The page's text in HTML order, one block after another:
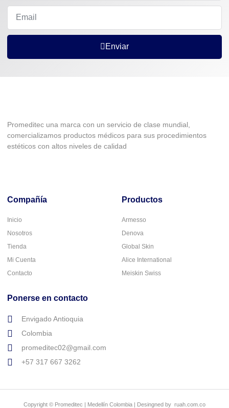
Enviar
Promeditec una marca con un servicio de clase mundial,
comercializamos productos médicos para sus procedimientos
estéticos con altos niveles de calidad
Compañía
Inicio
Nosotros
Tienda
Mi Cuenta
Contacto
Productos
Armesso
Denova
Global Skin
Alice International
Meiskin Swiss
Ponerse en contacto
Envigado Antioquia
Colombia
promeditec02@gmail.com
+57 317 667 3262
Copyright © Promeditec | Medellín Colombia | Desingned by ruah.com.co